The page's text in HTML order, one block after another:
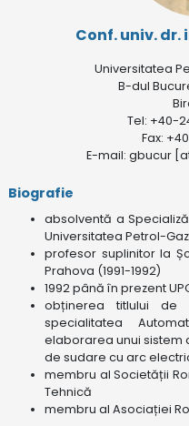
Conf. univ. dr.
Universitatea
B-dul
Tel: +40-
Fax:
E-mail: gbucur
Biografie
absolventă a
Universitatea Petrol-
profesor suplinitor la
Prahova (1991-1992)
1992 până în prezent
obținerea titlului de
specialitatea
elaborarea unui sistem
de sudare cu arc
membru al Societății
Tehnică
membru al Asociației